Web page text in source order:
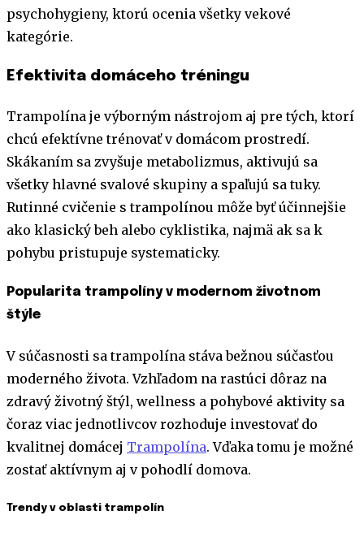
psychohygieny, ktorú ocenia všetky vekové
kategórie.
Efektivita domáceho tréningu
Trampolína je výborným nástrojom aj pre tých, ktorí
chcú efektívne trénovať v domácom prostredí.
Skákaním sa zvyšuje metabolizmus, aktivujú sa
všetky hlavné svalové skupiny a spaľujú sa tuky.
Rutinné cvičenie s trampolínou môže byť účinnejšie
ako klasický beh alebo cyklistika, najmä ak sa k
pohybu pristupuje systematicky.
Popularita trampolíny v modernom životnom
štýle
V súčasnosti sa trampolína stáva bežnou súčasťou
moderného života. Vzhľadom na rastúci dôraz na
zdravý životný štýl, wellness a pohybové aktivity sa
čoraz viac jednotlivcov rozhoduje investovať do
kvalitnej domácej Trampolína. Vďaka tomu je možné
zostať aktívnym aj v pohodlí domova.
Trendy v oblasti trampolín